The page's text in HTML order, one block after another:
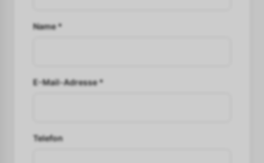
Name *
E-Mail-Adresse *
Telefon